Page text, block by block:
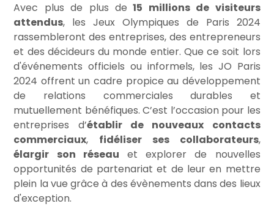
Avec plus de plus de 15 millions de visiteurs
attendus, les Jeux Olympiques de Paris 2024
rassembleront des entreprises, des entrepreneurs
et des décideurs du monde entier. Que ce soit lors
d'événements officiels ou informels, les JO Paris
2024 offrent un cadre propice au développement
de relations commerciales durables et
mutuellement bénéfiques. C’est l’occasion pour les
entreprises d’établir de nouveaux contacts
commerciaux, fidéliser ses collaborateurs,
élargir son réseau et explorer de nouvelles
opportunités de partenariat et de leur en mettre
plein la vue grâce à des évènements dans des lieux
d'exception.